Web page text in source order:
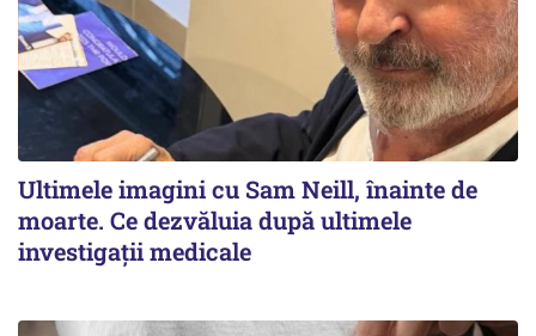
Ultimele imagini cu Sam Neill, înainte de
moarte. Ce dezvăluia după ultimele
investigații medicale